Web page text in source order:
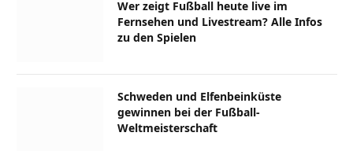
Wer zeigt Fußball heute live im
Fernsehen und Livestream? Alle Infos
zu den Spielen
Schweden und Elfenbeinküste
gewinnen bei der Fußball-
Weltmeisterschaft